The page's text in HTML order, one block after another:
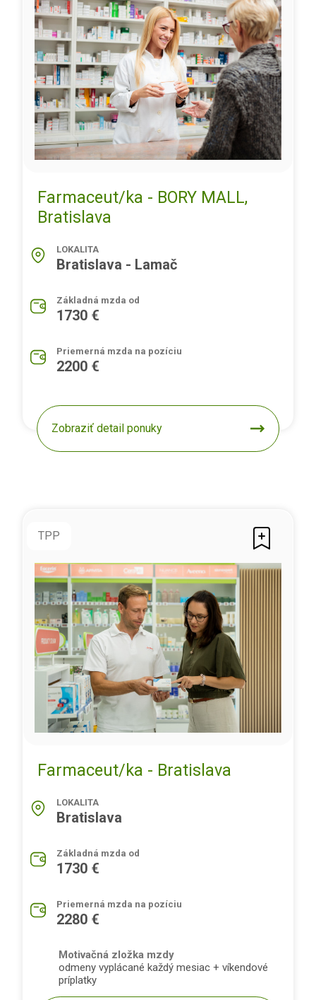
Farmaceut/ka - BORY MALL,
Bratislava
LOKALITA
Bratislava - Lamač
Základná mzda od
1730 €
Priemerná mzda na pozíciu
2200 €
Zobraziť detail ponuky
TPP
Farmaceut/ka - Bratislava
LOKALITA
Bratislava
Základná mzda od
1730 €
Priemerná mzda na pozíciu
2280 €
Motivačná zložka mzdy
odmeny vyplácané každý mesiac + víkendové
príplatky